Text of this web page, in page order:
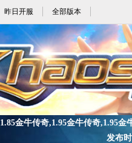
昨日开服 全部版本
1.85金牛传奇,1.95金牛传奇,1.95金
发布